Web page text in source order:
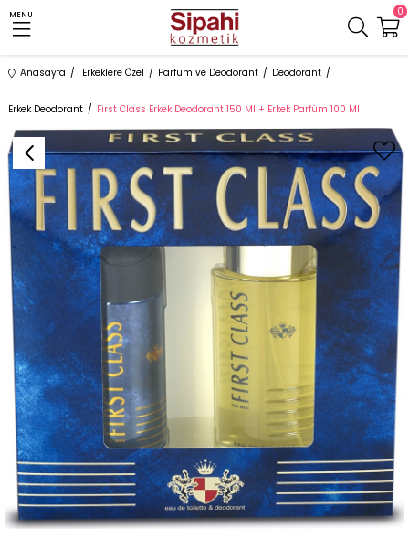
MENU 0
Anasayfa Erkeklere Özel Parfüm ve Deodorant Deodorant
Erkek Deodorant First Class Erkek Deodorant 150 Ml + Erkek Parfüm 100 Ml